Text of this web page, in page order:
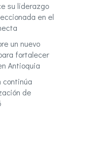
su liderazgo
en el
un nuevo
fortalecer
Antioquia
de